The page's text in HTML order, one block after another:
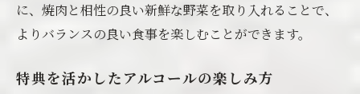
に、焼肉と相性の良い新鮮な野菜を取り入れることで、
よりバランスの良い食事を楽しむことができます。
特典を活かしたアルコールの楽しみ方